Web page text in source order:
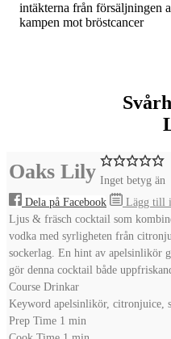
intäkterna från försäljningen
kampen mot bröstcancer
Oaks Lily Inget betyg än
Dela på Facebook
Lägg till
Ljus & fräsch cocktail som
vodka med syrligheten från
sockerlag. En hint av apelsinlikör
gör denna cocktail både
Course Drinkar
Keyword apelsinlikör, citronjuice,
Prep Time 1 minute
min
minute